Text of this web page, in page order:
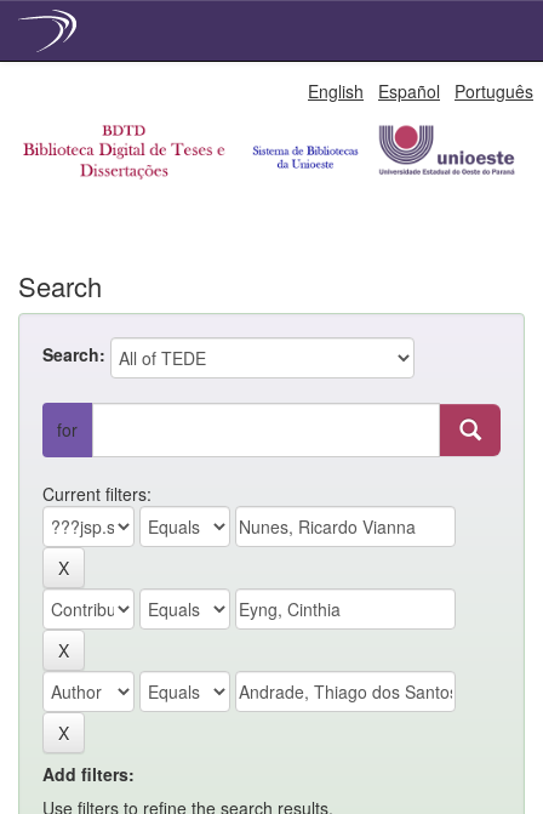
English Español Português
Search
Search:
for
Current filters:
Add filters:
Use filters to refine the search results.